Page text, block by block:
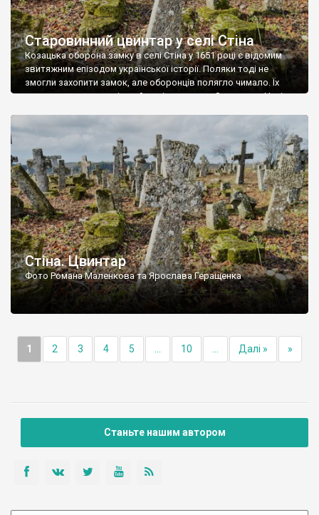
Старовинний цвинтар у селі Стіна
Козацька оборона замку в селі Стіна у 1651 році є відомим
звитяжним епізодом української історії. Поляки тоді не
змогли захопити замок, але оборонців полягло чимало. Їх
поховали на цвинтарі, який тоді називався Замковим. Нині на
ньому чимало хрестів 19 століття, є такі, де епітафії стер […]
Стіна. Цвинтар
Фото Романа Маленкова та Ярослава Геращенка
1 2 3 4 5 10 Далі » »
Станьте нашим автором